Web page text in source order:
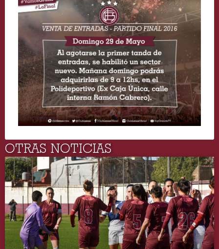
OTRAS NOTICIAS